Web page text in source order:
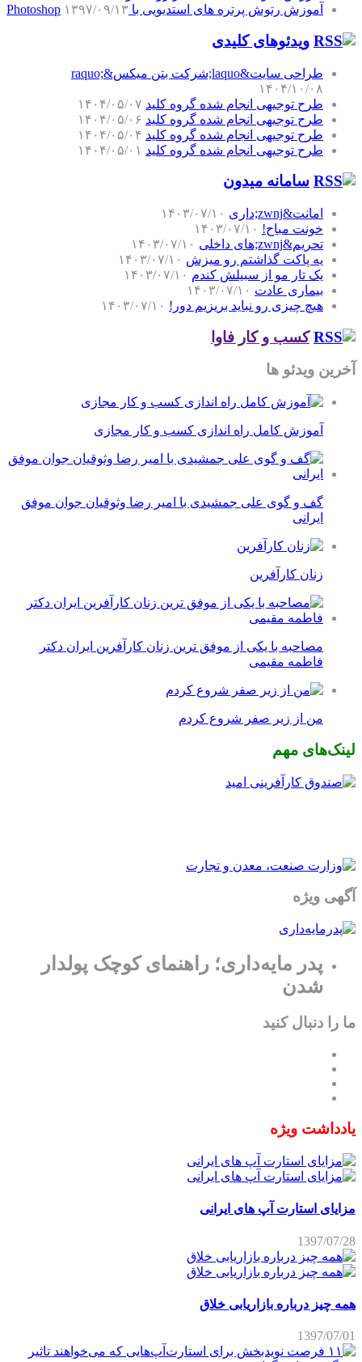
آموزش رتوش پرتره های استدیویی با Photoshop ۱۳۹۷/۰۹/۱۳
ویدئوهای کلیدی
طراحی سایت&laquo;شرکت بتن میکس&raquo;
۱۴۰۴/۱۰/۰۸
طرح توجیهی انجام شده گروه کلید ۱۴۰۴/۰۵/۰۷
طرح توجیهی انجام شده گروه کلید ۱۴۰۴/۰۵/۰۶
طرح توجیهی انجام شده گروه کلید ۱۴۰۴/۰۵/۰۴
طرح توجیهی انجام شده گروه کلید ۱۴۰۴/۰۵/۰۱
سامانه میدون
امانت&zwnj;داری
۱۴۰۳/۰۷/۱۰
خونت مباح! ۱۴۰۳/۰۷/۱۰
تحریم&zwnj;های داخلی
۱۴۰۳/۰۷/۱۰
یه پاکت گذاشتم رو میزش ۱۴۰۳/۰۷/۱۰
یک تار مو از سبیلش کندم ۱۴۰۳/۰۷/۱۰
بیماری عادت ۱۴۰۳/۰۷/۱۰
هیچ چیزی رو نباید بریزیم دور! ۱۴۰۳/۰۷/۱۰
کسب و کار فاوا
آخرین ویدئو ها
آموزش کامل راه اندازی کسب و کار مجازی
گف و گوی علی جمشیدی با امیر رضا وثوقیان جوان موفق
ایرانی
زنان کارآفرین
مصاحبه با یکی از موفق ترین زنان کارآفرین ایران دکتر
فاطمه مقیمی
من از زیر صفر شروع کردم
لینک‌های مهم
آگهی ویژه
پدر مایه‌داری؛ راهنمای کوچک پولدار
شدن
ما را دنبال کنید
یادداشت ویژه
مزایای استارت آپ های ایرانی
1397/07/28
همه چیز درباره بازاریابی خلاق
1397/07/01